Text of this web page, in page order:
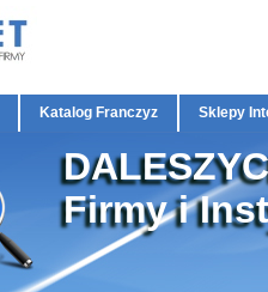
Katalog Franczyz Sklepy
Firmy i